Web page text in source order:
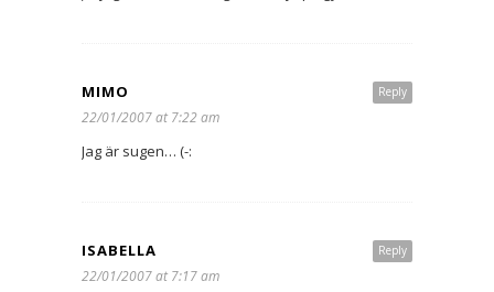
Reply
MIMO
22/01/2007 at 7:22 am
Jag är sugen… (-:
Reply
ISABELLA
22/01/2007 at 7:17 am